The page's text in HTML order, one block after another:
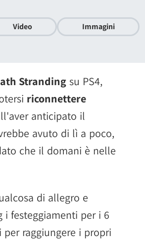
Video Immagini
Stranding su PS4,
riconnettere
anticipato il
avuto di lì a poco,
che il domani è nelle
di allegro e
i festeggiamenti per i 6
raggiungere i propri